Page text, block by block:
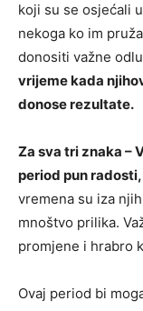
koji su se osjećali
nekoga ko im
donositi važne
vrijeme kada
donose rezultate.
Za sva tri znaka –
period pun
vremena su iza
mnoštvo prilika.
promjene i hrabro
Ovaj period bi